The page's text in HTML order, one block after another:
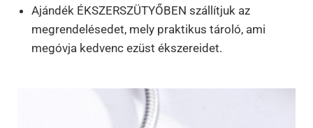
Ajándék ÉKSZERSZÜTYŐBEN szállítjuk az
megrendelésedet, mely praktikus tároló, ami
megóvja kedvenc ezüst ékszereidet.